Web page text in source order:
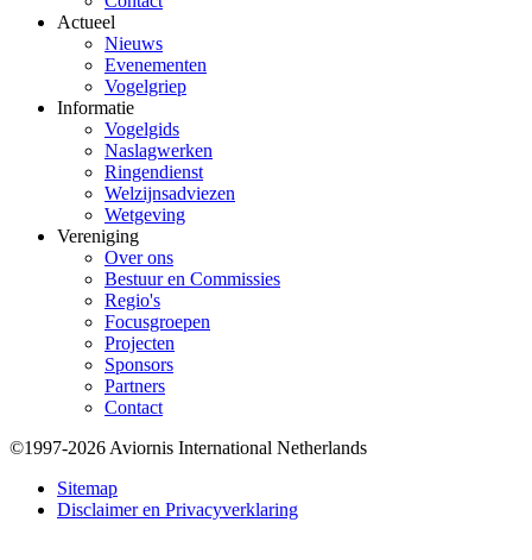
Actueel
Nieuws
Evenementen
Vogelgriep
Informatie
Vogelgids
Naslagwerken
Ringendienst
Welzijnsadviezen
Wetgeving
Vereniging
Over ons
Bestuur en Commissies
Regio's
Focusgroepen
Projecten
Sponsors
Partners
Contact
Bottom
©1997-2026 Aviornis International Netherlands
Sitemap
Disclaimer en Privacyverklaring